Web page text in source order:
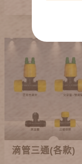
滴管三通(各款)